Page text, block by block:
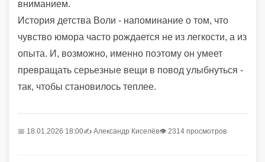
вниманием.
История детства Воли - напоминание о том, что
чувство юмора часто рождается не из легкости, а из
опыта. И, возможно, именно поэтому он умеет
превращать серьезные вещи в повод улыбнуться -
так, чтобы становилось теплее.
📅 18.01.2026 18:00✍️ Александр Киселёв👁 2314 просмотров